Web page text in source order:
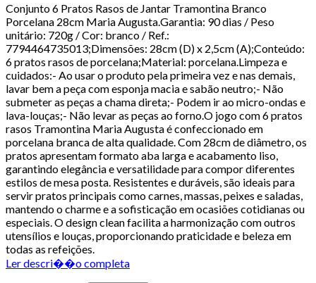
Conjunto 6 Pratos Rasos de Jantar Tramontina Branco
Porcelana 28cm Maria Augusta.Garantia: 90 dias / Peso
unitário: 720g / Cor: branco / Ref.:
7794464735013;Dimensões: 28cm (D) x 2,5cm (A);Conteúdo:
6 pratos rasos de porcelana;Material: porcelana.Limpeza e
cuidados:- Ao usar o produto pela primeira vez e nas demais,
lavar bem a peça com esponja macia e sabão neutro;- Não
submeter as peças a chama direta;- Podem ir ao micro-ondas e
lava-louças;- Não levar as peças ao forno.O jogo com 6 pratos
rasos Tramontina Maria Augusta é confeccionado em
porcelana branca de alta qualidade. Com 28cm de diâmetro, os
pratos apresentam formato aba larga e acabamento liso,
garantindo elegância e versatilidade para compor diferentes
estilos de mesa posta. Resistentes e duráveis, são ideais para
servir pratos principais como carnes, massas, peixes e saladas,
mantendo o charme e a sofisticação em ocasiões cotidianas ou
especiais. O design clean facilita a harmonização com outros
utensílios e louças, proporcionando praticidade e beleza em
todas as refeições.
Ler descri��o completa